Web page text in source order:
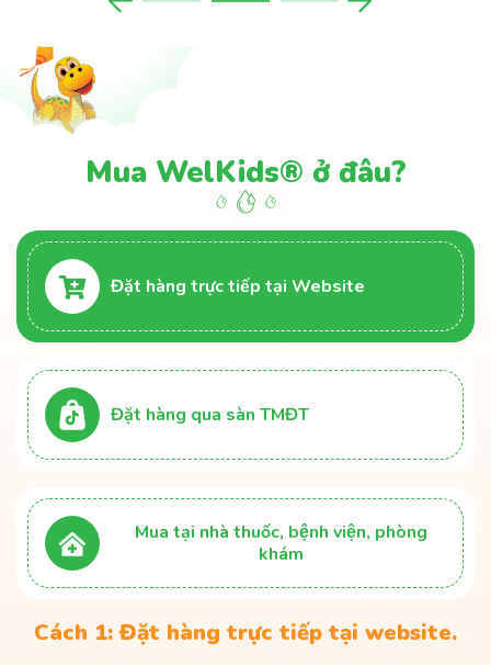
Mua WelKids® ở đâu?
Đặt hàng trực tiếp tại Website
Đặt hàng qua sàn TMĐT
Mua tại nhà thuốc, bệnh viện, phòng
khám
Cách 1: Đặt hàng trực tiếp tại website.